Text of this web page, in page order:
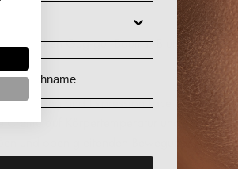
indischen Gug-gul-Baums, Blütenblätter der
Firming and Expression Face Cream und
auf Körpertemperatur und wecken die
und oben gleitenden Bewegungen über